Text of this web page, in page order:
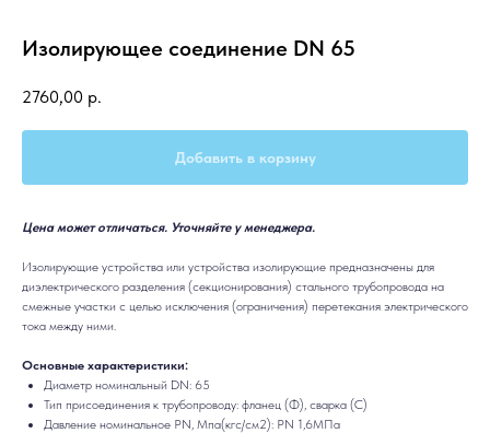
Изолирующее соединение DN 65
2760,00 р.
Добавить в корзину
Цена может отличаться. Уточняйте у менеджера.
Изолирующие устройства или устройства изолирующие предназначены для
диэлектрического разделения (секционирования) стального трубопровода на
смежные участки с целью исключения (ограничения) перетекания электрического
тока между ними.
Основные характеристики:
Диаметр номинальный DN: 65
Тип присоединения к трубопроводу: фланец (Ф), сварка (С)
Давление номинальное PN, Мпа(кгс/см2): PN 1,6МПа